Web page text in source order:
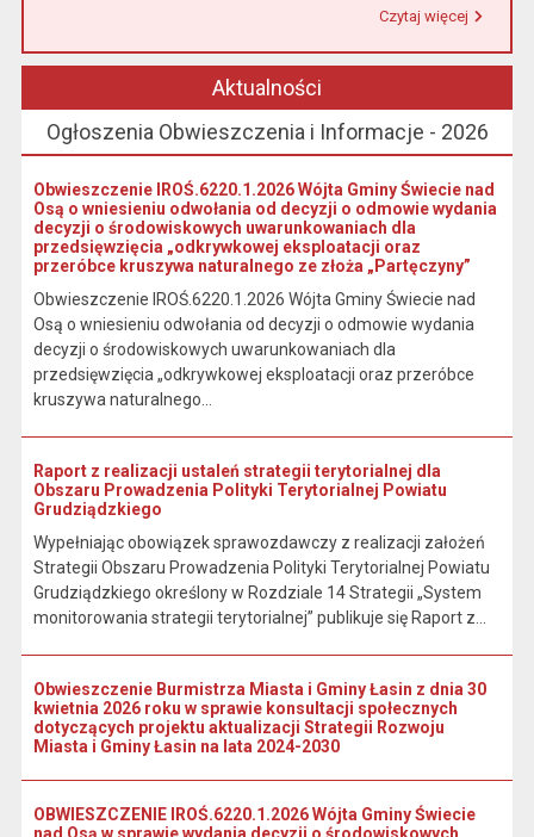
Czytaj więcej
Aktualności
Ogłoszenia Obwieszczenia i Informacje - 2026
Obwieszczenie IROŚ.6220.1.2026 Wójta Gminy Świecie nad
Osą o wniesieniu odwołania od decyzji o odmowie wydania
decyzji o środowiskowych uwarunkowaniach dla
przedsięwzięcia „odkrywkowej eksploatacji oraz
przeróbce kruszywa naturalnego ze złoża „Partęczyny”
Obwieszczenie IROŚ.6220.1.2026 Wójta Gminy Świecie nad
Osą o wniesieniu odwołania od decyzji o odmowie wydania
decyzji o środowiskowych uwarunkowaniach dla
przedsięwzięcia „odkrywkowej eksploatacji oraz przeróbce
kruszywa naturalnego...
Raport z realizacji ustaleń strategii terytorialnej dla
Obszaru Prowadzenia Polityki Terytorialnej Powiatu
Grudziądzkiego
Wypełniając obowiązek sprawozdawczy z realizacji założeń
Strategii Obszaru Prowadzenia Polityki Terytorialnej Powiatu
Grudziądzkiego określony w Rozdziale 14 Strategii „System
monitorowania strategii terytorialnej” publikuje się Raport z...
Obwieszczenie Burmistrza Miasta i Gminy Łasin z dnia 30
kwietnia 2026 roku w sprawie konsultacji społecznych
dotyczących projektu aktualizacji Strategii Rozwoju
Miasta i Gminy Łasin na lata 2024-2030
OBWIESZCZENIE IROŚ.6220.1.2026 Wójta Gminy Świecie
nad Osą w sprawie wydania decyzji o środowiskowych